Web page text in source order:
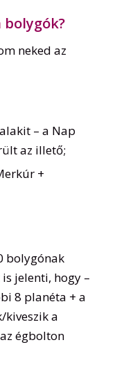
neked az
– a Nap
az illető;
+
bolygónak
jelenti, hogy –
8 planéta + a
kiveszik a
égbolton